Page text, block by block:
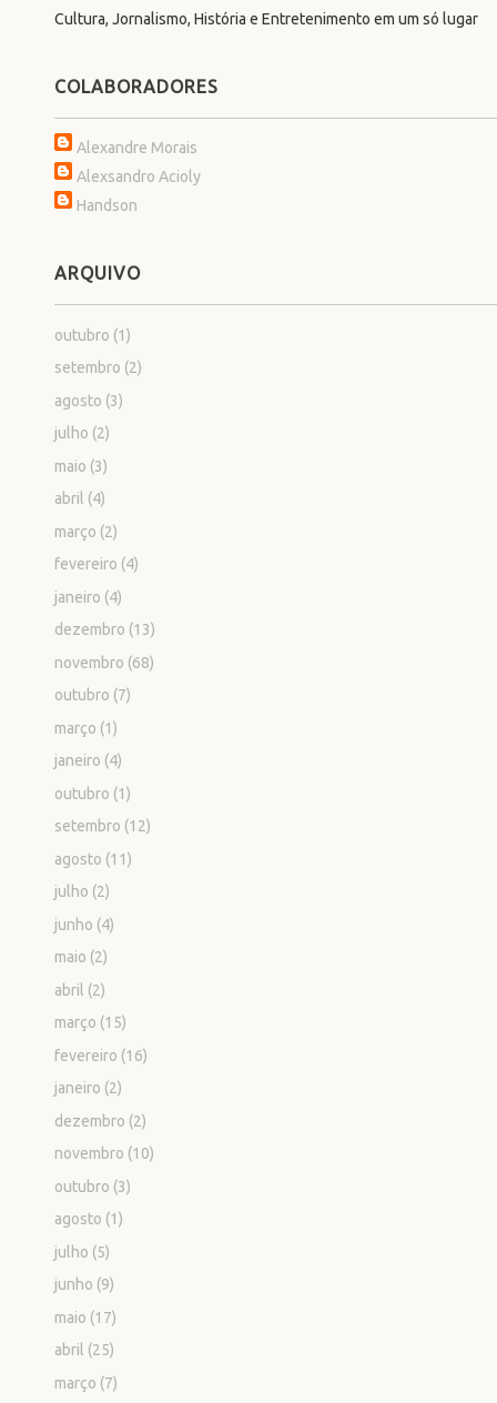
Cultura, Jornalismo, História e Entretenimento em um só lugar
COLABORADORES
Alexandre Morais
Alexsandro Acioly
Handson
ARQUIVO
outubro (1)
setembro (2)
agosto (3)
julho (2)
maio (3)
abril (4)
março (2)
fevereiro (4)
janeiro (4)
dezembro (13)
novembro (68)
outubro (7)
março (1)
janeiro (4)
outubro (1)
setembro (12)
agosto (11)
julho (2)
junho (4)
maio (2)
abril (2)
março (15)
fevereiro (16)
janeiro (2)
dezembro (2)
novembro (10)
outubro (3)
agosto (1)
julho (5)
junho (9)
maio (17)
abril (25)
março (7)